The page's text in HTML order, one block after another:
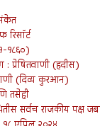
रिसॉर्ट
१८६०)
: प्रेषितवाणी (हदीस)
(दिव्य कुरआन)
तसेही
सर्वच राजकीय पक्ष